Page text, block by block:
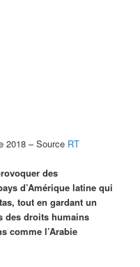
2018 – Source RT
des
d’Amérique latine qui
tout en gardant un
des droits humains
comme l’Arabie